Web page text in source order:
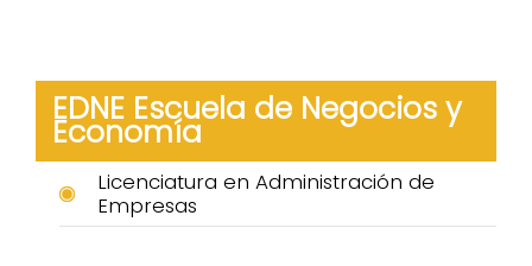
EDNE Escuela de Negocios y
Economía
Licenciatura en Administración de
Empresas